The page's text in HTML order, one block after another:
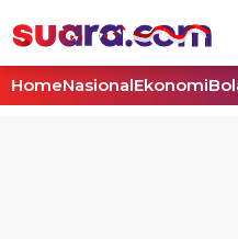
HomeNasionalEkonomi